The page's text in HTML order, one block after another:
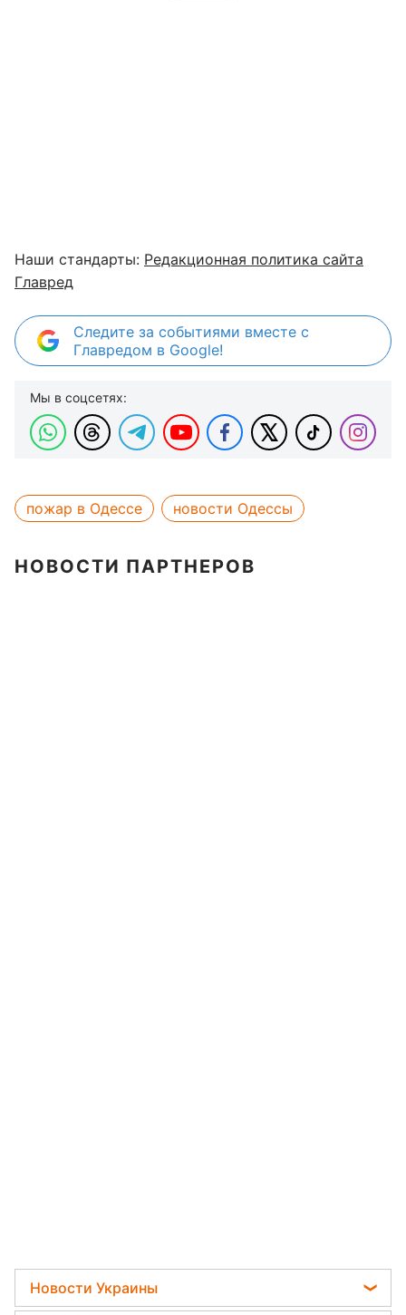
Наши стандарты: Редакционная политика сайта
Главред
Следите за событиями вместе с
Главредом в Google!
Мы в соцсетях:
пожар в Одессе новости Одессы
НОВОСТИ ПАРТНЕРОВ
Новости Украины